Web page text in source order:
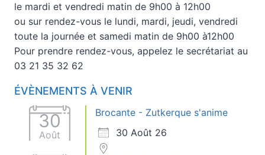
le mardi et vendredi matin de 9h00 à 12h00
ou sur rendez-vous le lundi, mardi, jeudi, vendredi
toute la journée et samedi matin de 9h00 à12h00
Pour prendre rendez-vous, appelez le secrétariat au
03 21 35 32 62
ÉVÈNEMENTS À VENIR
30
Août
Brocante - Zutkerque s'anime
30 Août 26